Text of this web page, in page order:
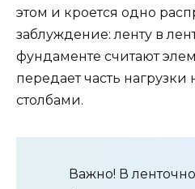
этом и кроется одно
заблуждение: ленту в
фундаменте считают
передает часть нагрузки
столбами.
Важно! В